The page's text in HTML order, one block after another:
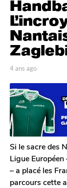
a
n
s
a
g
a
n
s
a
g
o
p
r
T
o
m
G
a
l
e
r
o
n
4 ans ago
s
a
Si le sacre des
Ligue Européen
– a placé les
parcours cette